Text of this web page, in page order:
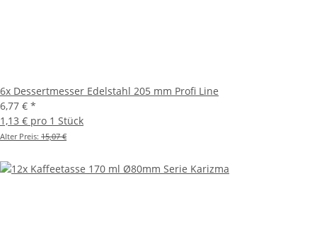
6x Dessertmesser Edelstahl 205 mm Profi Line
6,77 € *
1,13 € pro 1 Stück
Alter Preis: 15,07 €